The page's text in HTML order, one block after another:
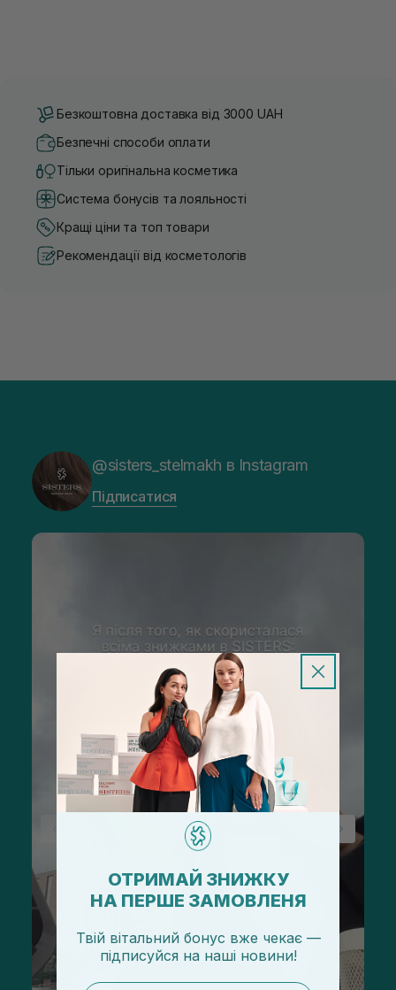
Безкоштовна доставка від 3000 UAH
Безпечні способи оплати
Тільки оригінальна косметика
Система бонусів та лояльності
Кращі ціни та топ товари
Рекомендації від косметологів
@sisters_stelmakh в Instagram
Підписатися
ОТРИМАЙ ЗНИЖКУ
НА ПЕРШЕ ЗАМОВЛЕНЯ
Твій вітальний бонус вже чекає —
підписуйся на наші новини!